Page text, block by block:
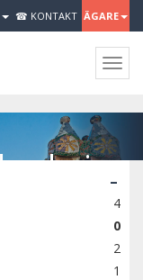
☎ KONTAKT ÄGARE
salu i -
4
0
2
1